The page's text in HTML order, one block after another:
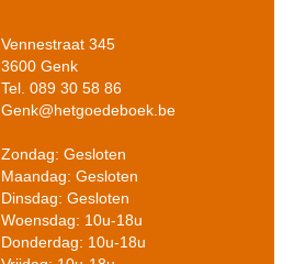
Vennestraat 345
3600 Genk
Tel. 089 30 58 86
Genk@hetgoedeboek.be
Zondag: Gesloten
Maandag: Gesloten
Dinsdag: Gesloten
Woensdag: 10u-18u
Donderdag: 10u-18u